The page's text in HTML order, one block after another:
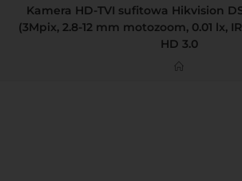
Kamera HD-TVI sufitowa Hikvision
(3Mpix, 2.8-12 mm motozoom, 0.01 lx,
HD 3.0